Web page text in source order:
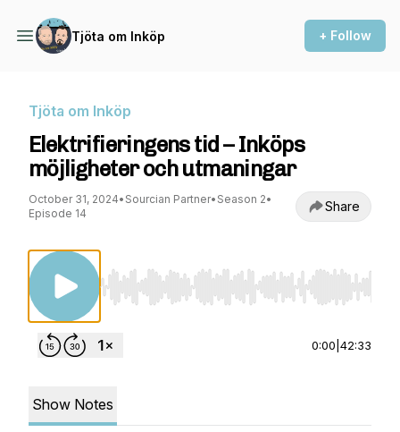
Tjöta om Inköp + Follow
Tjöta om Inköp
Elektrifieringens tid – Inköps
möjligheter och utmaningar
October 31, 2024• Sourcian Partner• Season 2•
Episode 14
Share
Use Left/Right to seek, Home/End to jump to
0:00 42:33
Show Notes